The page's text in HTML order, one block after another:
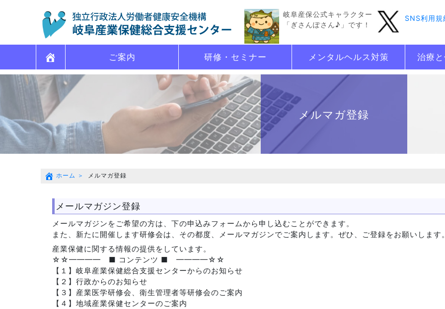
岐阜産保公式キャラクター
「ぎさんぽさん♪」です！
SNS利用規
ご案内 研修・セミナー メンタルヘルス対策 治療
メルマガ登録
ホーム メルマガ登録
メールマガジン登録
メールマガジンをご希望の方は、下の申込みフォームから申し込むことができます。
また、新たに開催します研修会は、その都度、メールマガジンでご案内します。ぜひ、ご登録をお願いします
産業保健に関する情報の提供をしています。
☆☆━━━━ ■ コンテンツ ■ ━━━━☆☆
【１】岐阜産業保健総合支援センターからのお知らせ
【２】行政からのお知らせ
【３】産業医学研修会、衛生管理者等研修会のご案内
【４】地域産業保健センターのご案内